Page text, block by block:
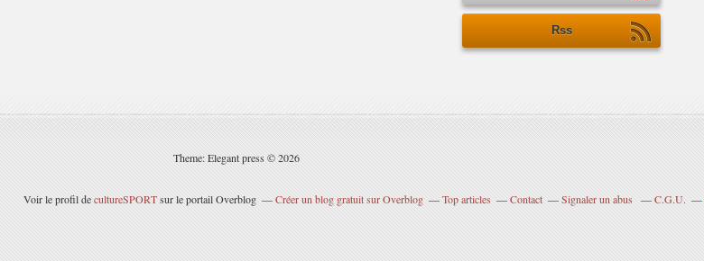
Rss
Theme: Elegant press © 2026
Voir le profil decultureSPORTsur le portail Overblog Créer un blog gratuit sur Overblog Top articles Contact Signaler un abus C.G.U.